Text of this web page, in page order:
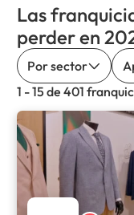
Las
perder en
Por sector
1 - 15 de 401